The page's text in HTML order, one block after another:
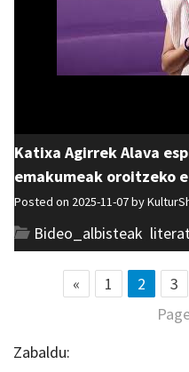
Katixa Agirrek Alava
emakumeak oroitzeko
Posted on 2025-11-07 by
Bideo_albisteak
« 1 2 3
Zabaldu: